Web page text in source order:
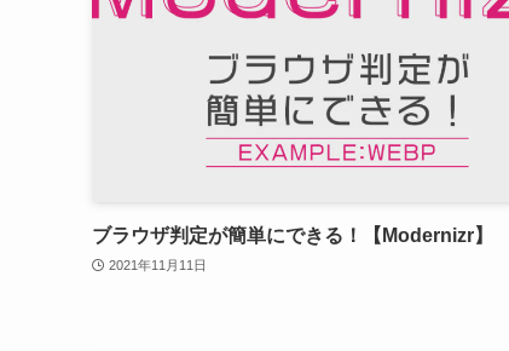
ブラウザ判定が簡単にできる！【Modernizr】
2021年11月11日